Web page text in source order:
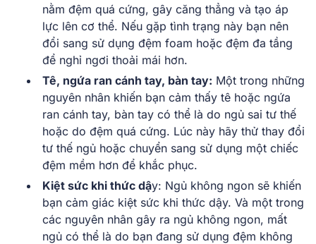
nằm đệm quá cứng, gây căng thẳng và tạo áp
lực lên cơ thể. Nếu gặp tình trạng này bạn nên
đổi sang sử dụng đệm foam hoặc đệm đa tầng
để nghỉ ngơi thoải mái hơn.
Tê, ngứa ran cánh tay, bàn tay: Một trong những
nguyên nhân khiến bạn cảm thấy tê hoặc ngứa
ran cánh tay, bàn tay có thể là do ngủ sai tư thế
hoặc do đệm quá cứng. Lúc này hãy thử thay đổi
tư thế ngủ hoặc chuyển sang sử dụng một chiếc
đệm mềm hơn để khắc phục.
Kiệt sức khi thức dậy: Ngủ không ngon sẽ khiến
bạn cảm giác kiệt sức khi thức dậy. Và một trong
các nguyên nhân gây ra ngủ không ngon, mất
ngủ có thể là do bạn đang sử dụng đệm không